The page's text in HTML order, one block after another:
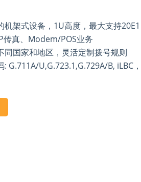
架式设备， 1U高度，最大支持20E1
传真、 Modem/POS业务
同国家和地区，灵活定制拨号规则
: G.711A/U,G.723.1,G.729A/B, iLBC，